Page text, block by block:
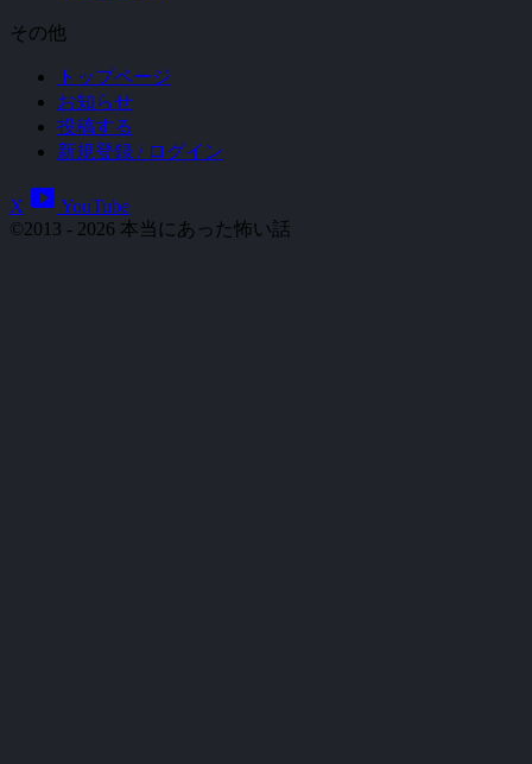
その他
トップページ
お知らせ
投稿する
新規登録 / ログイン
X smart_display YouTube
©2013 - 2026 本当にあった怖い話